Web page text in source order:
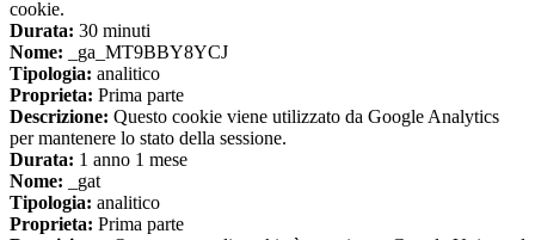
cookie.
Durata: 30 minuti
Nome: _ga_MT9BBY8YCJ
Tipologia: analitico
Proprieta: Prima parte
Descrizione: Questo cookie viene utilizzato da Google Analytics
per mantenere lo stato della sessione.
Durata: 1 anno 1 mese
Nome: _gat
Tipologia: analitico
Proprieta: Prima parte